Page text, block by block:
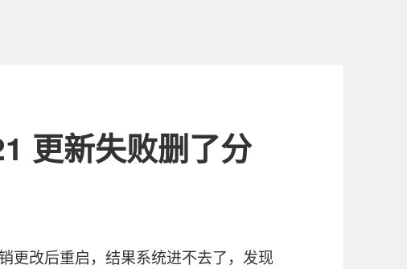
更新失败删了分
更改后重启，结果系统进不去了，发现